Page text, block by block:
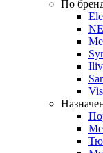
По
Iliv